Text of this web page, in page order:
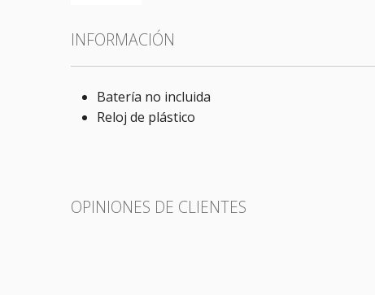
INFORMACIÓN
Batería no incluida
Reloj de plástico
OPINIONES DE CLIENTES